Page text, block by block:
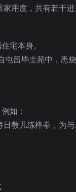
用度，共有若干
宅本身。
屯留毕圭苑中，悉
如：
教儿练棒拳，为与